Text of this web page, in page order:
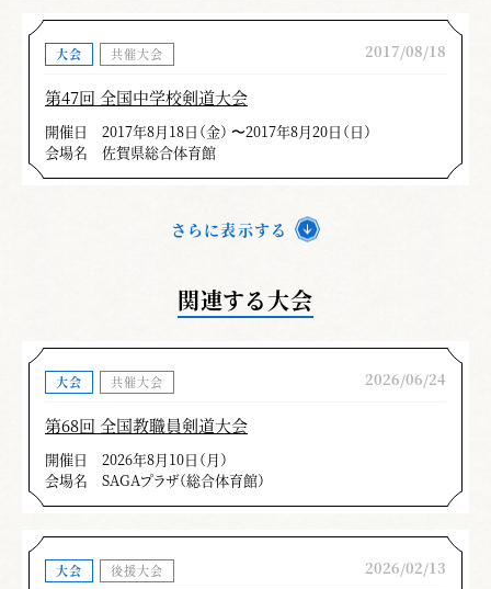
大会 共催大会 2017/08/18
第47回 全国中学校剣道大会
開催日
2017年8月18日（金） 〜2017年8月20日（日）
会場名
佐賀県総合体育館
さらに表示する
関連する大会
大会 共催大会 2026/06/24
第68回 全国教職員剣道大会
開催日
2026年8月10日（月）
会場名
SAGAプラザ（総合体育館）
大会 後援大会 2026/02/13